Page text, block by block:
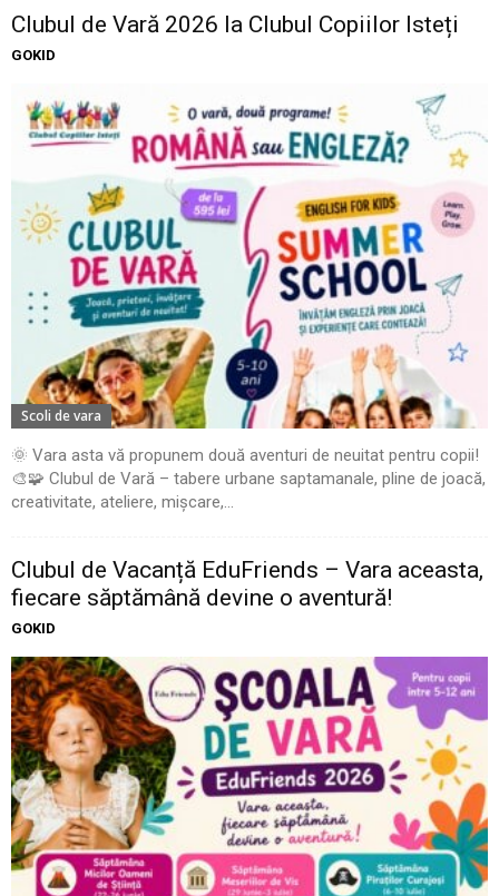
Clubul de Vară 2026 la Clubul Copiilor Isteți
GOKID
Scoli de vara
🌞 Vara asta vă propunem două aventuri de neuitat pentru copii!
🎨🧩 Clubul de Vară – tabere urbane saptamanale, pline de joacă,
creativitate, ateliere, mișcare,...
Clubul de Vacanță EduFriends – Vara aceasta,
fiecare săptămână devine o aventură!
GOKID